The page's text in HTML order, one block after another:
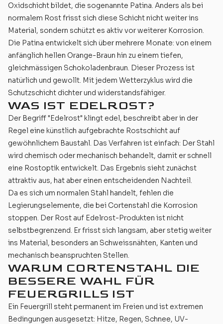
Oxidschicht bildet, die sogenannte Patina. Anders als bei
normalem Rost frisst sich diese Schicht nicht weiter ins
Material, sondern schützt es aktiv vor weiterer Korrosion.
Die Patina entwickelt sich über mehrere Monate: von einem
anfänglich hellen Orange-Braun hin zu einem tiefen,
gleichmässigen Schokoladenbraun. Dieser Prozess ist
natürlich und gewollt. Mit jedem Wetterzyklus wird die
Schutzschicht dichter und widerstandsfähiger.
WAS IST EDELROST?
Der Begriff "Edelrost" klingt edel, beschreibt aber in der
Regel eine künstlich aufgebrachte Rostschicht auf
gewöhnlichem Baustahl. Das Verfahren ist einfach: Der Stahl
wird chemisch oder mechanisch behandelt, damit er schnell
eine Rostoptik entwickelt. Das Ergebnis sieht zunächst
attraktiv aus, hat aber einen entscheidenden Nachteil.
Da es sich um normalen Stahl handelt, fehlen die
Legierungselemente, die bei Cortenstahl die Korrosion
stoppen. Der Rost auf Edelrost-Produkten ist nicht
selbstbegrenzend. Er frisst sich langsam, aber stetig weiter
ins Material, besonders an Schweissnähten, Kanten und
mechanisch beanspruchten Stellen.
WARUM CORTENSTAHL DIE
BESSERE WAHL FÜR
FEUERGRILLS IST
Ein Feuergrill steht permanent im Freien und ist extremen
Bedingungen ausgesetzt: Hitze, Regen, Schnee, UV-